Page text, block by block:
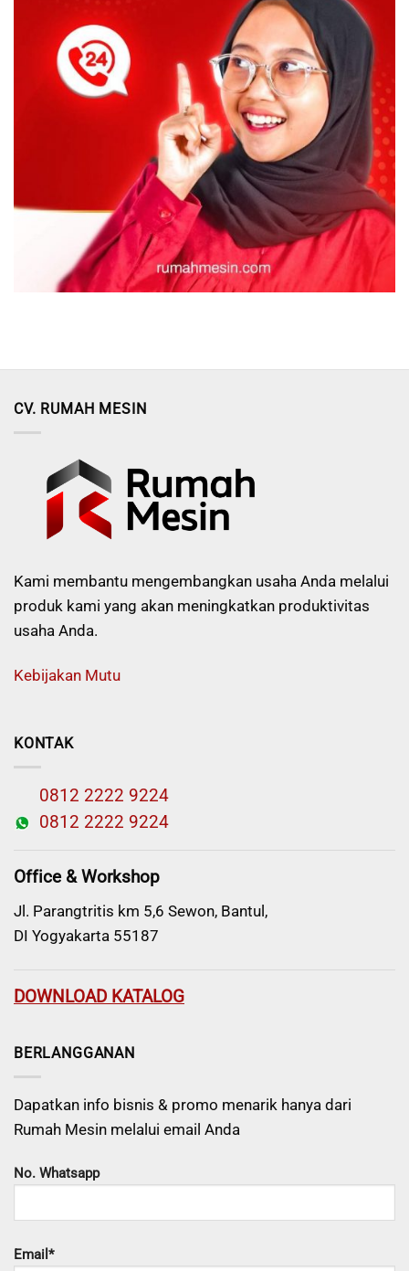
CV. RUMAH MESIN
Kami membantu mengembangkan usaha Anda melalui
produk kami yang akan meningkatkan produktivitas
usaha Anda.
Kebijakan Mutu
KONTAK
0812 2222 9224
0812 2222 9224
Office & Workshop
Jl. Parangtritis km 5,6 Sewon, Bantul,
DI Yogyakarta 55187
DOWNLOAD KATALOG
BERLANGGANAN
Dapatkan info bisnis & promo menarik hanya dari
Rumah Mesin melalui email Anda
No. Whatsapp
Email*